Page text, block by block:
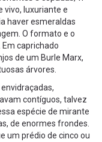
vivo, luxuriante e
haver esmeraldas
O formato e o
caprichado
de um Burle Marx,
árvores.
contíguos, talvez
espécie de mirante
de enormes frondes.
um prédio de cinco ou